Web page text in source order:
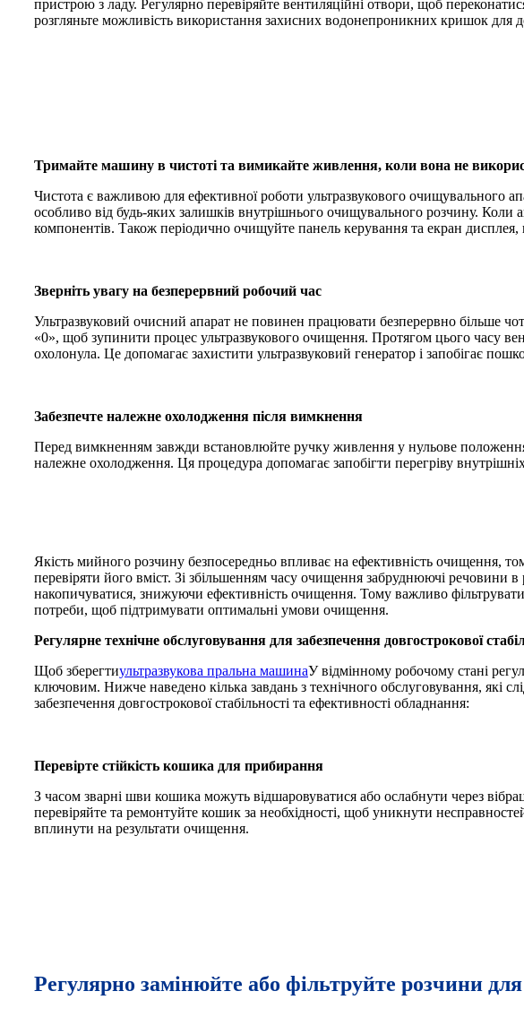
пристрою з ладу. Регулярно перевіряйте вентиляційні отвори, щоб
розгляньте можливість використання захисних водонепроникних кришок для
Тримайте машину в чистоті та вимикайте живлення, коли вона не
Чистота є важливою для ефективної роботи ультразвукового очищувального
особливо від будь-яких залишків внутрішнього очищувального розчину.
компонентів. Також періодично очищуйте панель керування та екран
Зверніть увагу на безперервний робочий час
Ультразвуковий очисний апарат не повинен працювати безперервно більше
«0», щоб зупинити процес ультразвукового очищення. Протягом цього
охолонула. Це допомагає захистити ультразвуковий генератор і запобігає
Забезпечте належне охолодження після вимкнення
Перед вимкненням завжди встановлюйте ручку живлення у нульове
належне охолодження. Ця процедура допомагає запобігти перегріву
Якість мийного розчину безпосередньо впливає на ефективність очищення,
перевіряти його вміст. Зі збільшенням часу очищення забруднюючі речовини
накопичуватися, знижуючи ефективність очищення. Тому важливо
потреби, щоб підтримувати оптимальні умови очищення.
Регулярне технічне обслуговування для забезпечення довгострокової
Щоб зберегтиультразвукова пральна машинаУ відмінному робочому стані
ключовим. Нижче наведено кілька завдань з технічного обслуговування, які
забезпечення довгострокової стабільності та ефективності обладнання:
Перевірте стійкість кошика для прибирання
З часом зварні шви кошика можуть відшаровуватися або ослабнути через
перевіряйте та ремонтуйте кошик за необхідності, щоб уникнути
вплинути на результати очищення.
Регулярно замінюйте або фільтруйте розчини